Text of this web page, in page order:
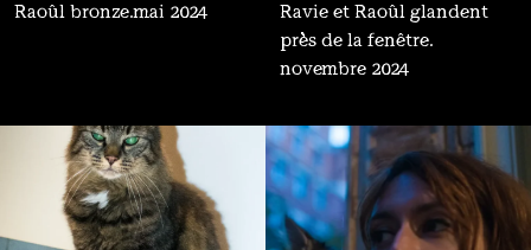
Raoûl bronze.mai 2024
Ravie et Raoûl glandent
près de la fenêtre.
novembre 2024